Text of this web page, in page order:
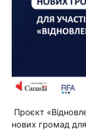
Проєкт
нових громад